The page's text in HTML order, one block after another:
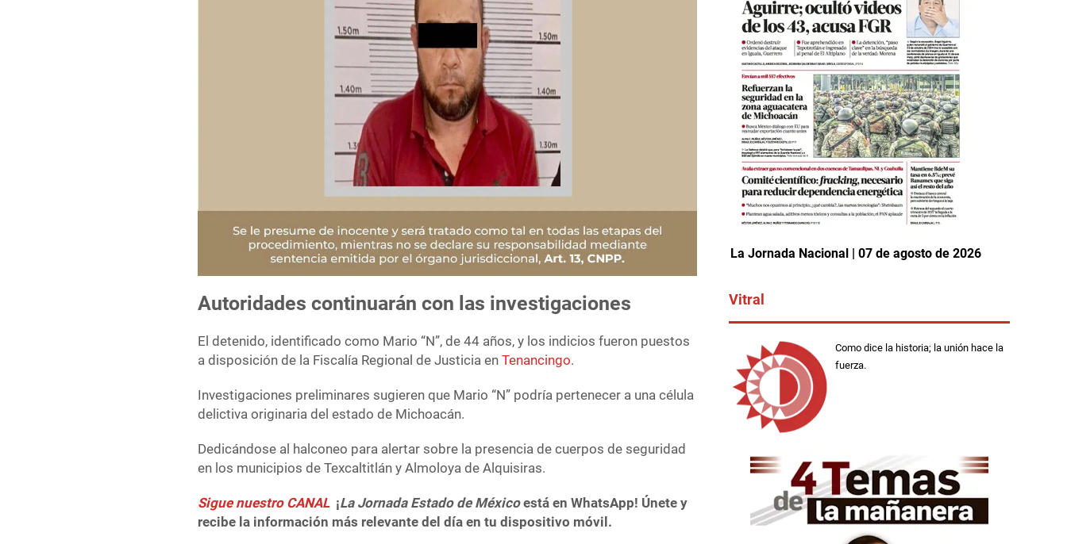
Autoridades continuarán con las investigaciones
El detenido, identificado como Mario “N”, de 44 años, y los indicios fueron puestos
a disposición de la Fiscalía Regional de Justicia enTenancingo.
Investigaciones preliminares sugieren que Mario “N” podría pertenecer a una célula
delictiva originaria del estado de Michoacán.
Dedicándose al halconeo para alertar sobre la presencia de cuerpos de seguridad
en los municipios de Texcaltitlán y Almoloya de Alquisiras.
Sigue nuestro CANAL ¡La Jornada Estado de Méxicoestá en WhatsApp! Únete y
recibe la información más relevante del día en tu dispositivo móvil.
La Jornada Nacional | 07 de agosto de 2026
Vitral
Como dice la historia; la unión hace la
fuerza.